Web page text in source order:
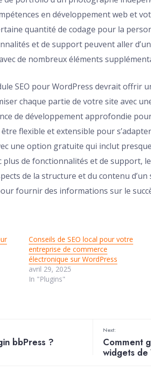
en développement web et
quantité de codage pour la
et de support peuvent aller
de nombreux éléments
SEO pour WordPress devrait offrir
chaque partie de votre site avec
de développement approfondie
flexible et extensible pour
une option gratuite qui inclut
plus de fonctionnalités et de support,
de la structure et du contenu d’un
fournir des informations sur le
Conseils de SEO local pour votre
entreprise de commerce
électronique sur WordPress
avril 29, 2025
In "Plugins"
bbPress ?
Next:
Comment
widgets de